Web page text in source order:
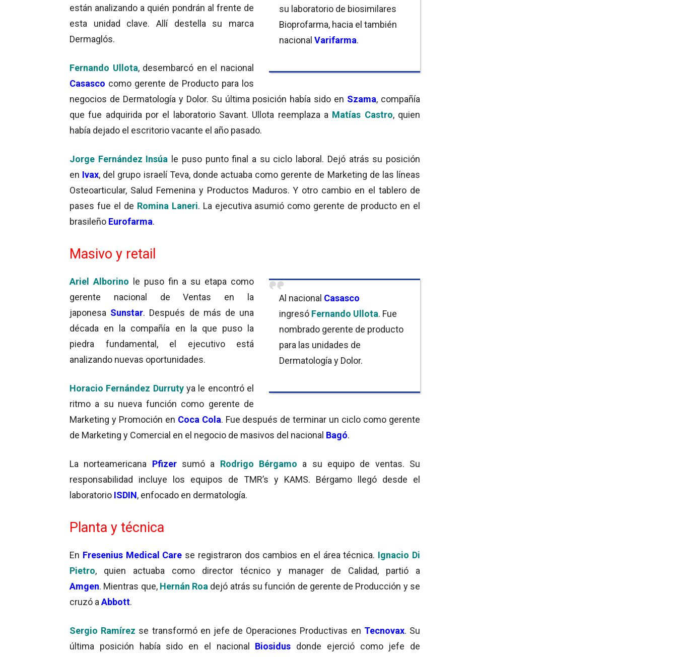
su laboratorio de biosimilares
Bioprofarma, hacia el también
nacional Varifarma.
están analizando a quién pondrán al frente de
esta unidad clave. Allí destella su marca
Dermaglós.
Fernando Ullota, desembarcó en el nacional
Casasco como gerente de Producto para los
negocios de Dermatología y Dolor. Su última posición había sido en Szama, compañía
que fue adquirida por el laboratorio Savant. Ullota reemplaza a Matías Castro, quien
había dejado el escritorio vacante el año pasado.
Jorge Fernández Insúa le puso punto final a su ciclo laboral. Dejó atrás su posición
en Ivax, del grupo israelí Teva, donde actuaba como gerente de Marketing de las líneas
Osteoarticular, Salud Femenina y Productos Maduros. Y otro cambio en el tablero de
pases fue el de Romina Laneri. La ejecutiva asumió como gerente de producto en el
brasileño Eurofarma.
Masivo y retail
Al nacional Casasco
ingresó Fernando Ullota. Fue
nombrado gerente de producto
para las unidades de
Dermatología y Dolor.
Ariel Alborino le puso fin a su etapa como
gerente nacional de Ventas en la
japonesa Sunstar. Después de más de una
década en la compañía en la que puso la
piedra fundamental, el ejecutivo está
analizando nuevas oportunidades.
Horacio Fernández Durrutyya le encontró el
ritmo a su nueva función como gerente de
Marketing y Promoción en Coca Cola. Fue después de terminar un ciclo como gerente
de Marketing y Comercial en el negocio de masivos del nacional Bagó.
La norteamericana Pfizersumó a Rodrigo Bérgamo a su equipo de ventas. Su
responsabilidad incluye los equipos de TMR’s y KAMS. Bérgamo llegó desde el
laboratorio ISDIN, enfocado en dermatología.
Planta y técnica
En Fresenius Medical Care se registraron dos cambios en el área técnica. Ignacio Di
Pietro, quien actuaba como director técnico y manager de Calidad, partió a
Amgen. Mientras que, Hernán Roa dejó atrás su función de gerente de Producción y se
cruzó a Abbott.
Sergio Ramírez se transformó en jefe de Operaciones Productivas en Tecnovax. Su
última posición había sido en el nacional Biosidus donde ejerció como jefe de